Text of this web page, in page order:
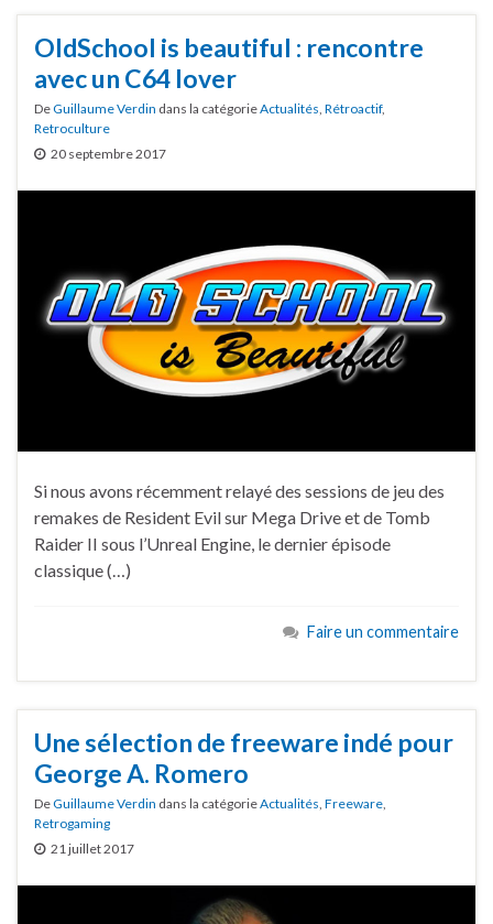
OldSchool is beautiful : rencontre
avec un C64 lover
DeGuillaume Verdin dans la catégorieActualités, Rétroactif,
Retroculture
20 septembre 2017
Si nous avons récemment relayé des sessions de jeu des
remakes de Resident Evil sur Mega Drive et de Tomb
Raider II sous l’Unreal Engine, le dernier épisode
classique (…)
Faire un commentaire
Une sélection de freeware indé pour
George A. Romero
DeGuillaume Verdin dans la catégorieActualités, Freeware,
Retrogaming
21 juillet 2017